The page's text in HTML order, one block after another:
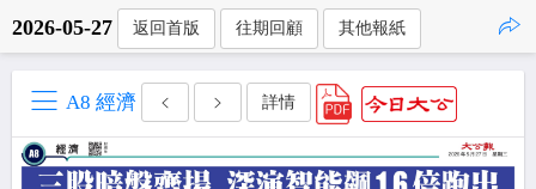
2026-05-27 返回首版 往期回顧 其他報紙
A8 經濟 詳情